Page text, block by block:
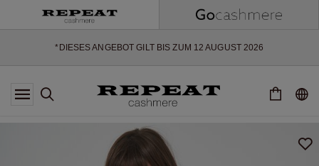
*DIESES ANGEBOT GILT BIS ZUM 12 AUGUST 2026
*GILT NICHT FÜR LIMITED EDITION
*AUSNAHMEN SIND MÖGLICH
WEICHE NEUE STYLES & FRISCHE FARBEN FÜR DIE KOMMENDE
SAISON
EXTRA 10% OFF SALE